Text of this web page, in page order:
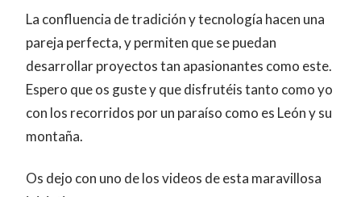
La confluencia de tradición y tecnología hacen una
pareja perfecta, y permiten que se puedan
desarrollar proyectos tan apasionantes como este.
Espero que os guste y que disfrutéis tanto como yo
con los recorridos por un paraíso como es León y su
montaña.
Os dejo con uno de los videos de esta maravillosa